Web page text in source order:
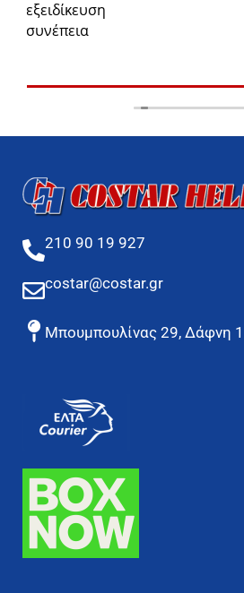
210 90 19 927
costar@costar.gr
Μπουμπουλίνας 29, Δάφνη